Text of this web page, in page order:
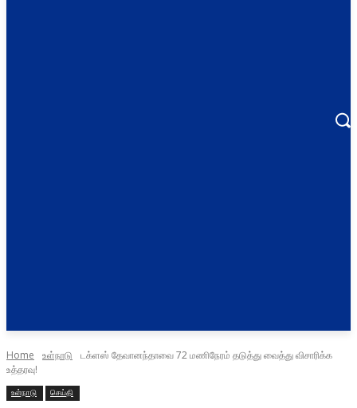
Home உள்நாடு
டக்ளஸ் தேவானந்தாவை 72 மணிநேரம் தடுத்து வைத்து விசாரிக்க
உத்தரவு!
உள்நாடு செய்தி